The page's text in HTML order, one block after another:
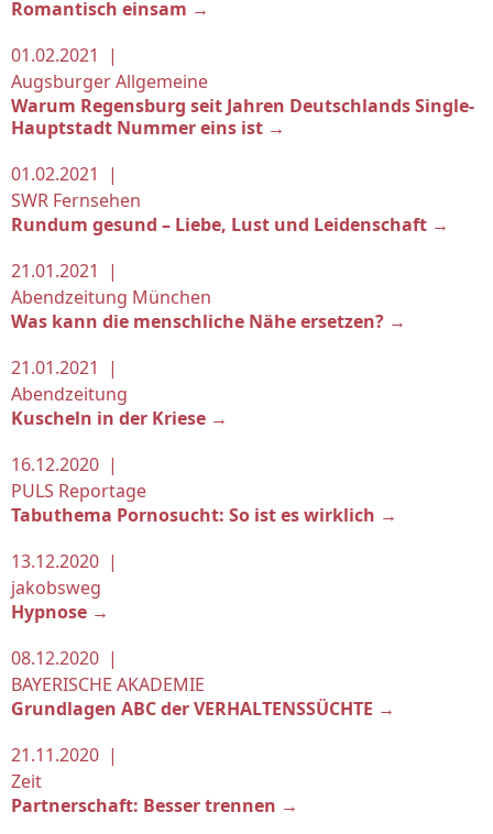
Romantisch einsam →
01.02.2021 |
Augsburger Allgemeine
Warum Regensburg seit Jahren Deutschlands Single-
Hauptstadt Nummer eins ist →
01.02.2021 |
SWR Fernsehen
Rundum gesund – Liebe, Lust und Leidenschaft →
21.01.2021 |
Abendzeitung München
Was kann die menschliche Nähe ersetzen? →
21.01.2021 |
Abendzeitung
Kuscheln in der Kriese →
16.12.2020 |
PULS Reportage
Tabuthema Pornosucht: So ist es wirklich →
13.12.2020 |
jakobsweg
Hypnose →
08.12.2020 |
BAYERISCHE AKADEMIE
Grundlagen ABC der VERHALTENSSÜCHTE →
21.11.2020 |
Zeit
Partnerschaft: Besser trennen →